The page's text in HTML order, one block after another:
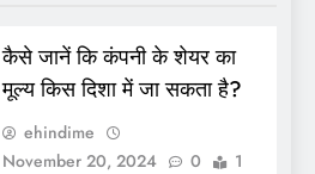
कैसे जानें कि कंपनी के शेयर का
मूल्य किस दिशा में जा सकता है?
ehindime
November 20, 2024
0
1